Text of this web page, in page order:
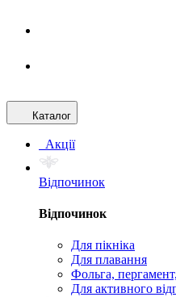
Каталог
Акції
Відпочинок
Відпочинок
Для пікніка
Для плавання
Фольга,
Для активного